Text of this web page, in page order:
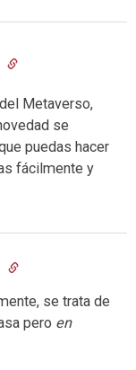
Metaverso,
se
puedas hacer
fácilmente y
se trata de
pero en